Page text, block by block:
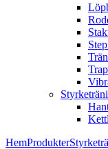
HemProdukter